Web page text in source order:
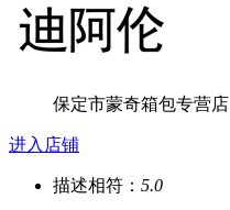
保定市蒙奇箱包专营店
进入店铺
描述相符： 5.0